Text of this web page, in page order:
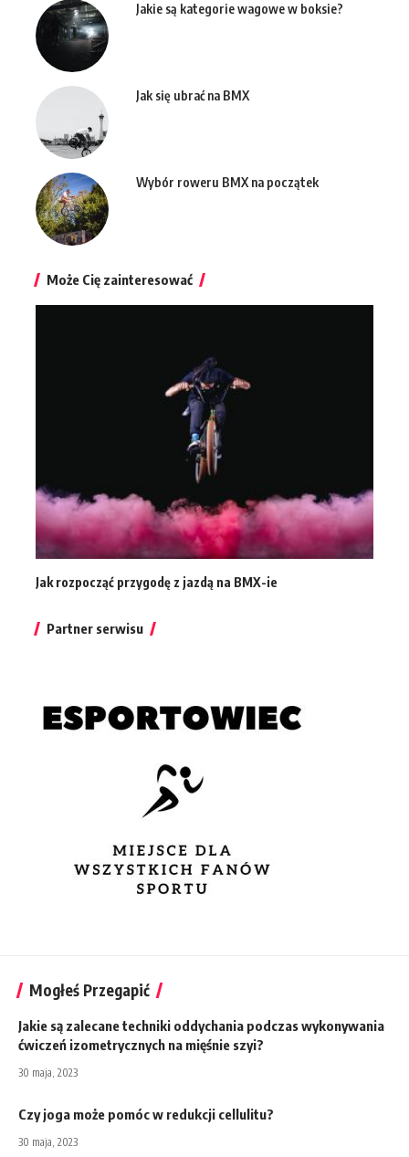
Jakie są kategorie wagowe w boksie?
Jak się ubrać na BMX
Wybór roweru BMX na początek
Może Cię zainteresować
Jak rozpocząć przygodę z jazdą na BMX-ie
Partner serwisu
Mogłeś Przegapić
Jakie są zalecane techniki oddychania podczas wykonywania
ćwiczeń izometrycznych na mięśnie szyi?
30 maja, 2023
Czy joga może pomóc w redukcji cellulitu?
30 maja, 2023